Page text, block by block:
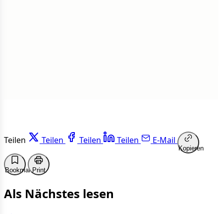
Teilen Teilen Teilen Teilen E-Mail
Kopieren
BookmarkPrint
Als Nächstes lesen